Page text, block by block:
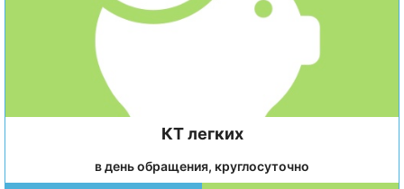
КТ легких
в день обращения, круглосуточно